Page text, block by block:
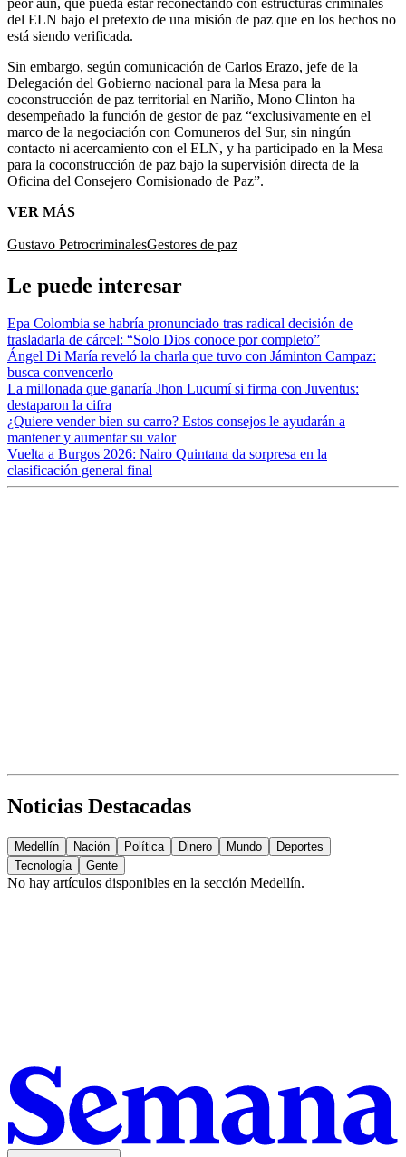
del ELN bajo el pretexto de una misión de paz que en los hechos no
está siendo verificada.
Sin embargo, según comunicación de Carlos Erazo, jefe de la
Delegación del Gobierno nacional para la Mesa para la
coconstrucción de paz territorial en Nariño, Mono Clinton ha
desempeñado la función de gestor de paz “exclusivamente en el
marco de la negociación con Comuneros del Sur, sin ningún
contacto ni acercamiento con el ELN, y ha participado en la Mesa
para la coconstrucción de paz bajo la supervisión directa de la
Oficina del Consejero Comisionado de Paz”.
VER MÁS
Gustavo PetrocriminalesGestores de paz
Le puede interesar
Epa Colombia se habría pronunciado tras radical decisión de
trasladarla de cárcel: “Solo Dios conoce por completo”
Ángel Di María reveló la charla que tuvo con Jáminton Campaz:
busca convencerlo
La millonada que ganaría Jhon Lucumí si firma con Juventus:
destaparon la cifra
¿Quiere vender bien su carro? Estos consejos le ayudarán a
mantener y aumentar su valor
Vuelta a Burgos 2026: Nairo Quintana da sorpresa en la
clasificación general final
Noticias Destacadas
Medellín Nación Política Dinero Mundo
Deportes
Tecnología
Gente
No hay artículos disponibles en la sección Medellín.